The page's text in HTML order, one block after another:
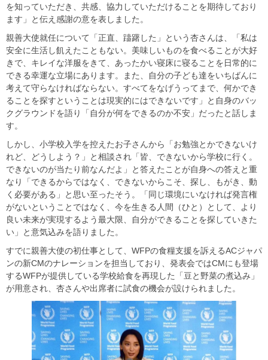
を知っていただき、共感、協力していただけることを期待しており
ます」と伝え感謝の意を表しました。
親善大使就任について「正直、躊躇した」という杏さんは、「私は
安全に生活し飢えたこともない。美味しいものを食べることが大好
きで、キレイな洋服をきて、あったかい寝床に寝ることを日常的に
できる幸運な立場にあります。また、自分の子ども達をいちばんに
考えて守らなければならない。すべてをなげうってまで、何かでき
ることを探すということは現実的にはできないです」と自身のバッ
クグラウンドを語り「自分が何をできるのか不安」だったと話しま
す。
しかし、小学校入学を控えたお子さんから「お勉強とかできないけ
れど、どうしよう？」と相談され「皆、できないから学校に行く。
できないのが当たり前なんだよ」と答えたことが自身への答えと重
なり「できるからではなく、できないからこそ、探し、もがき、動
く必要がある」と思い至ったそう。「同じ環境にいなければ発言権
がないということではなく、今を生きる人間（ひと）として、より
良い未来が実現するよう最大限、自分ができることを探していきた
い」と意気込みを語りました。
すでに親善大使の初仕事として、WFPの食糧支援を訴えるACジャパ
ンの新CMのナレーションを担当しており、発表会ではCMにも登場
するWFPが提供している学校給食を再現した「豆と野菜の煮込み」
が用意され、杏さんや出席者に試食の機会が設けられました。